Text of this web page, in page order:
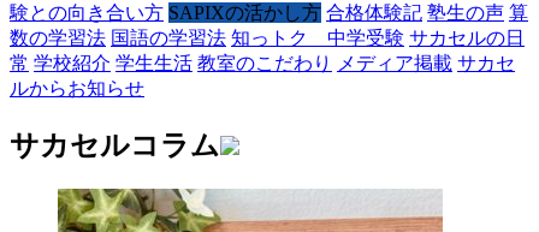
験との向き合い方 SAPIXの活かし方 合格体験記 塾生の声 算
数の学習法 国語の学習法 知っトク 中学受験 サカセルの日
常 学校紹介 学生生活 教室のこだわり メディア掲載 サカセ
ルからお知らせ
サカセルコラム